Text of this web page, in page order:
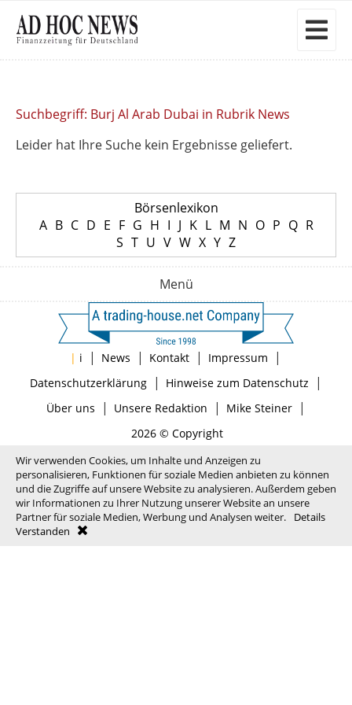
Suchbegriff: Burj Al Arab Dubai in Rubrik News
Leider hat Ihre Suche kein Ergebnisse geliefert.
Börsenlexikon
A B C D E F G H I J K L M N O P Q R
S T U V W X Y Z
Menü
| i | News | Kontakt | Impressum |
Datenschutzerklärung| Hinweise zum Datenschutz |
Über uns | Unsere Redaktion | Mike Steiner|
2026 © Copyright
Wir verwenden Cookies, um Inhalte und Anzeigen zu
personalisieren, Funktionen für soziale Medien anbieten zu können
und die Zugriffe auf unsere Website zu analysieren. Außerdem geben
wir Informationen zu Ihrer Nutzung unserer Website an unsere
Partner für soziale Medien, Werbung und Analysen weiter.
Details
Verstanden